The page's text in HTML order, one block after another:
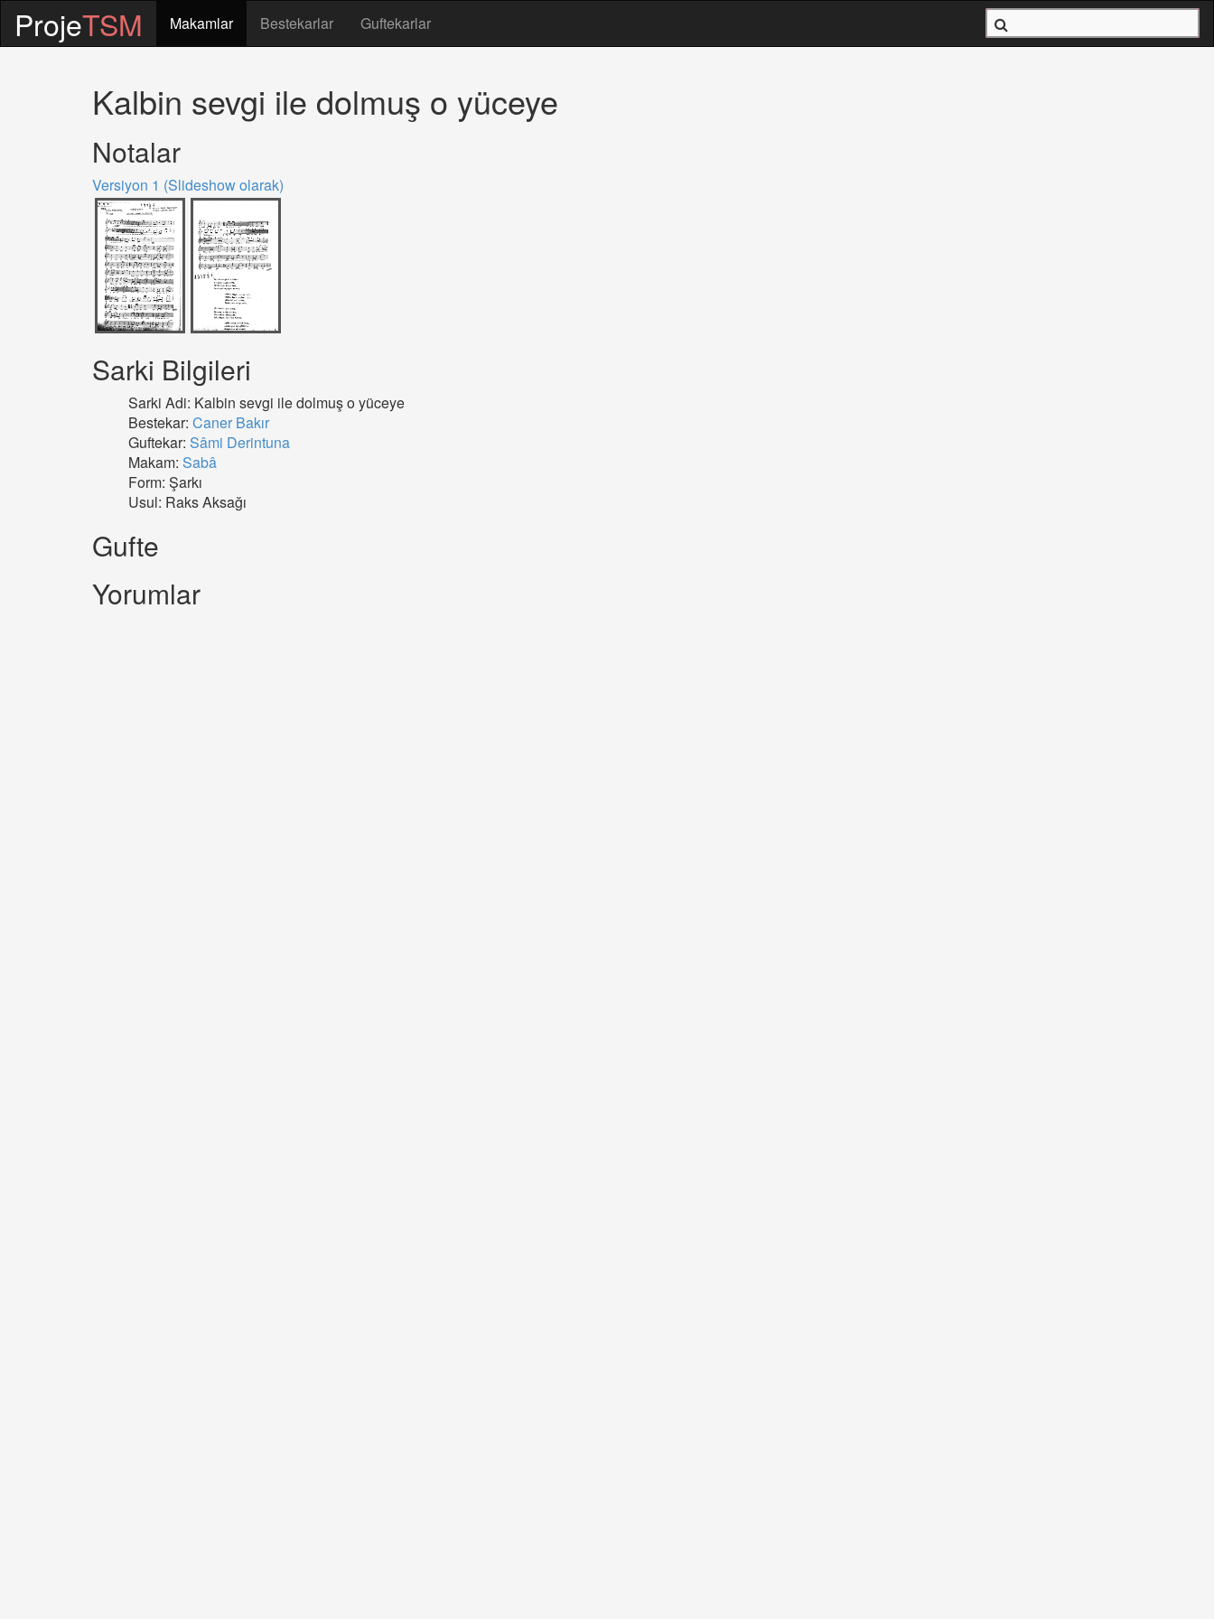
ProjeTSM Makamlar Bestekarlar Guftekarlar
Kalbin sevgi ile dolmuş o yüceye
Notalar
Versiyon 1 (Slideshow olarak)
Sarki Bilgileri
Sarki Adi: Kalbin sevgi ile dolmuş o yüceye
Bestekar: Caner Bakır
Guftekar: Sâmi Derintuna
Makam: Sabâ
Form: Şarkı
Usul: Raks Aksağı
Gufte
Yorumlar